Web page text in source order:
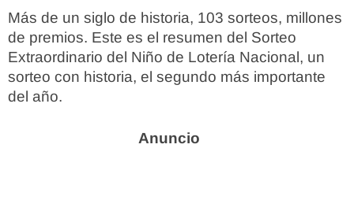
Más de un siglo de historia, 103 sorteos, millones
de premios. Este es el resumen del Sorteo
Extraordinario del Niño de Lotería Nacional, un
sorteo con historia, el segundo más importante
del año.